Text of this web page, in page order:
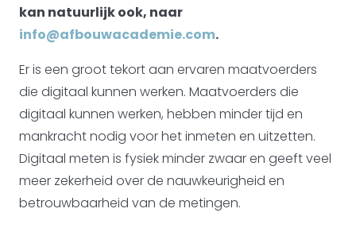
kan natuurlijk ook, naar
info@afbouwacademie.com.
Er is een groot tekort aan ervaren maatvoerders
die digitaal kunnen werken. Maatvoerders die
digitaal kunnen werken, hebben minder tijd en
mankracht nodig voor het inmeten en uitzetten.
Digitaal meten is fysiek minder zwaar en geeft veel
meer zekerheid over de nauwkeurigheid en
betrouwbaarheid van de metingen.